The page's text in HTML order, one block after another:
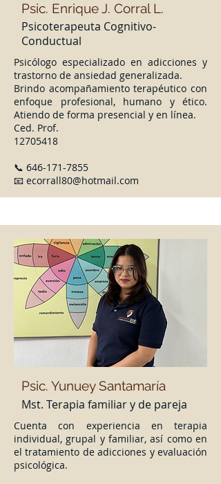
Psic. Enrique J. Corral L.
Psicoterapeuta Cognitivo-
Conductual
Psicólogo especializado en adicciones y
trastorno de ansiedad generalizada.
Brindo acompañamiento terapéutico con
enfoque profesional, humano y ético.
Atiendo de forma presencial y en línea.
Ced. Prof.
12705418
📞 646-171-7855
📧 ecorrall80@hotmail.com
Psic. Yunuey Santamaría
Mst. Terapia familiar y de pareja
Cuenta con experiencia en terapia
individual, grupal y familiar, así como en
el tratamiento de adicciones y evaluación
psicológica.